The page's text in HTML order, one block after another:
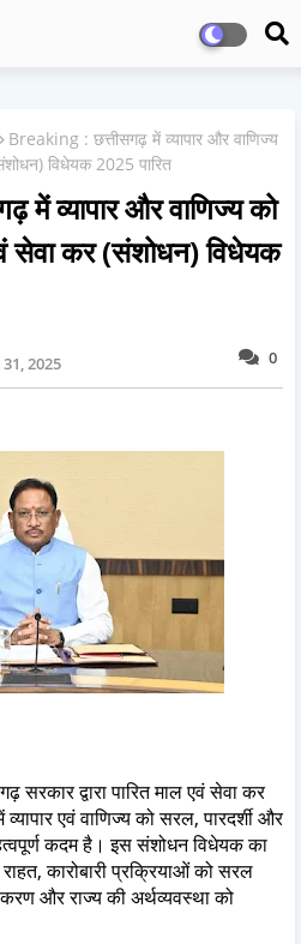
Breaking : छत्तीसगढ़ में व्यापार और वाणिज्य
विधेयक 2025 पारित
व्यापार और वाणिज्य को
सेवा कर (संशोधन) विधेयक
0
31, 2025
सरकार द्वारा पारित माल एवं सेवा कर
एवं वाणिज्य को सरल, पारदर्शी और
कदम है। इस संशोधन विधेयक का
राहत, कारोबारी प्रक्रियाओं को सरल
और राज्य की अर्थव्यवस्था को